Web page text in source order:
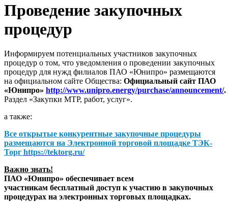
Проведение закупочных
процедур
Информируем потенциальных участников закупочных
процедур о том, что уведомления о проведении закупочных
процедур для нужд филиалов ПАО «Юнипро» размещаются
на официальном сайте Общества: Официальный сайт ПАО
«Юнипро» http://www.unipro.energy/purchase/announcement/.
Раздел «Закупки МТР, работ, услуг».
а также:
Все открытые конкурентные закупочные процедуры
размещаются на Электронной торговой площадке ТЭК-
Торг https://tektorg.ru/
Важно знать!
ПАО «Юнипро» обеспечивает всем
участникам бесплатный доступ к участию в закупочных
процедурах на электронных торговых площадках.